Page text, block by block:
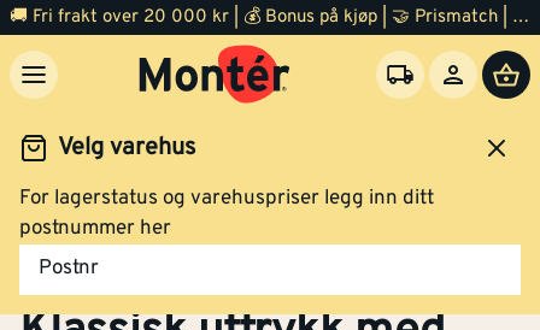
🚚 Fri frakt over 20 000 kr | 💰 Bonus på kjøp | 🤝 Prismatch | ⭐ 100% fornøyd garanti | 🏪 140 byggevarehus
Velg varehus
For lagerstatus og varehuspriser legg inn ditt
postnummer her
Postnr
Trelast Kledning
Stående kledning –